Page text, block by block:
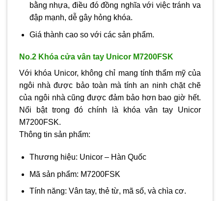
bằng nhựa, điều đó đồng nghĩa với việc tránh va
đập mạnh, dễ gây hỏng khóa.
Giá thành cao so với các sản phẩm.
No.2 Khóa cửa vân tay Unicor M7200FSK
Với khóa Unicor, không chỉ mang tính thẩm mỹ của
ngôi nhà được bảo toàn mà tính an ninh chặt chẽ
của ngôi nhà cũng được đảm bảo hơn bao giờ hết.
Nổi bật trong đó chính là khóa vân tay Unicor
M7200FSK.
Thông tin sản phẩm:
Thương hiệu: Unicor – Hàn Quốc
Mã sản phẩm: M7200FSK
Tính năng: Vân tay, thẻ từ, mã số, và chìa cơ.